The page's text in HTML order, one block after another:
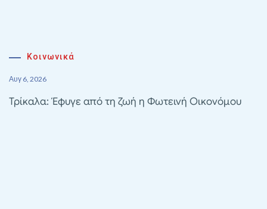
Κοινωνικά
Αυγ 6, 2026
Τρίκαλα: Έφυγε από τη ζωή η Φωτεινή Οικονόμου